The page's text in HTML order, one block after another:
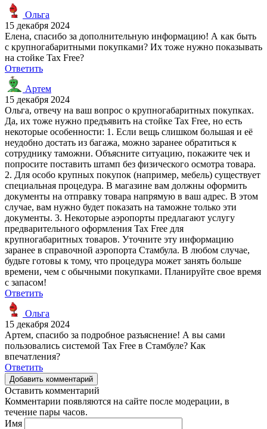
Ольга
15 декабря 2024
Елена, спасибо за дополнительную информацию! А как быть
с крупногабаритными покупками? Их тоже нужно показывать
на стойке Tax Free?
Ответить
Артем
15 декабря 2024
Ольга, отвечу на ваш вопрос о крупногабаритных покупках.
Да, их тоже нужно предъявить на стойке Tax Free, но есть
некоторые особенности: 1. Если вещь слишком большая и её
неудобно достать из багажа, можно заранее обратиться к
сотруднику таможни. Объясните ситуацию, покажите чек и
попросите поставить штамп без физического осмотра товара.
2. Для особо крупных покупок (например, мебель) существует
специальная процедура. В магазине вам должны оформить
документы на отправку товара напрямую в ваш адрес. В этом
случае, вам нужно будет показать на таможне только эти
документы. 3. Некоторые аэропорты предлагают услугу
предварительного оформления Tax Free для
крупногабаритных товаров. Уточните эту информацию
заранее в справочной аэропорта Стамбула. В любом случае,
будьте готовы к тому, что процедура может занять больше
времени, чем с обычными покупками. Планируйте свое время
с запасом!
Ответить
Ольга
15 декабря 2024
Артем, спасибо за подробное разъяснение! А вы сами
пользовались системой Tax Free в Стамбуле? Как
впечатления?
Ответить
Добавить комментарий
Оставить комментарий
Комментарии появляются на сайте после модерации, в
течение пары часов.
Имя